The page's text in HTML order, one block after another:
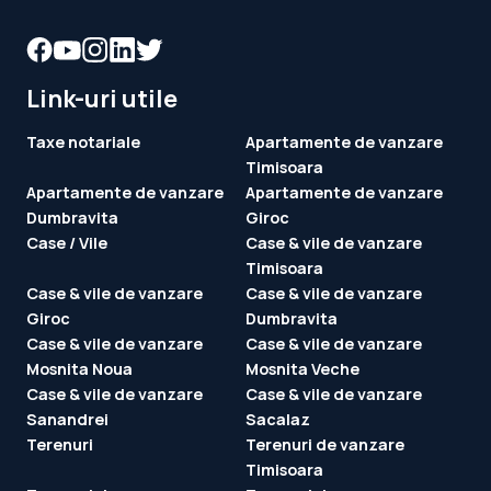
Link-uri utile
Taxe notariale
Apartamente de vanzare
Timisoara
Apartamente de vanzare
Dumbravita
Apartamente de vanzare
Giroc
Case / Vile
Case & vile de vanzare
Timisoara
Case & vile de vanzare
Giroc
Case & vile de vanzare
Dumbravita
Case & vile de vanzare
Mosnita Noua
Case & vile de vanzare
Mosnita Veche
Case & vile de vanzare
Sanandrei
Case & vile de vanzare
Sacalaz
Terenuri
Terenuri de vanzare
Timisoara